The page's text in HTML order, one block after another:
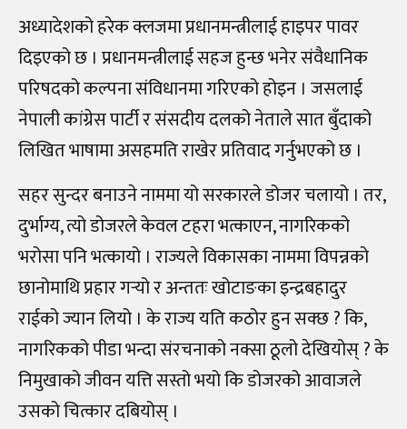
अध्यादेशको हरेक क्लजमा प्रधानमन्त्रीलाई हाइपर पावर
दिइएको छ । प्रधानमन्त्रीलाई सहज हुन्छ भनेर संवैधानिक
परिषदको कल्पना संविधानमा गरिएको होइन । जसलाई
नेपाली कांग्रेस पार्टी र संसदीय दलको नेताले सात बुँदाको
लिखित भाषामा असहमति राखेर प्रतिवाद गर्नुभएको छ ।
सहर सुन्दर बनाउने नाममा यो सरकारले डोजर चलायो । तर,
दुर्भाग्य, त्यो डोजरले केवल टहरा भत्काएन, नागरिकको
भरोसा पनि भत्कायो । राज्यले विकासका नाममा विपन्नको
छानोमाथि प्रहार गर्‍यो र अन्ततः खोटाङका इन्द्रबहादुर
राईको ज्यान लियो । के राज्य यति कठोर हुन सक्छ ? कि,
नागरिकको पीडा भन्दा संरचनाको नक्सा ठूलो देखियोस् ? के
निमुखाको जीवन यत्ति सस्तो भयो कि डोजरको आवाजले
उसको चित्कार दबियोस् ।